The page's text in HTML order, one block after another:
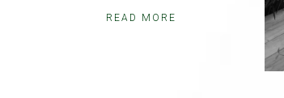
READ MORE